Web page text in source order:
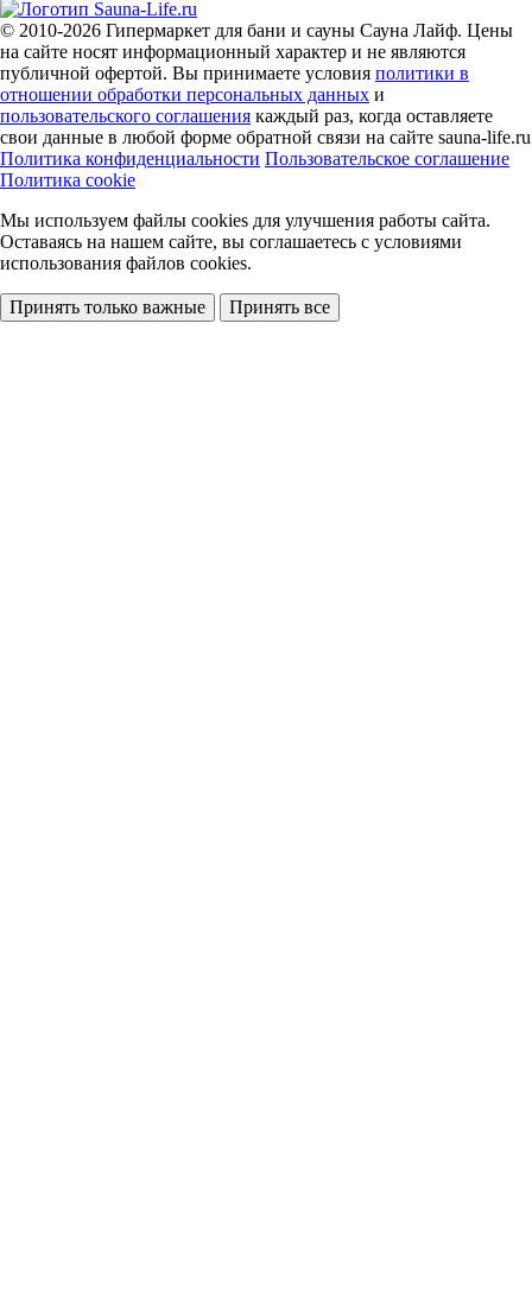
© 2010-2026 Гипермаркет для бани и сауны Сауна Лайф. Цены
на сайте носят информационный характер и не являются
публичной офертой. Вы принимаете условия политики в
отношении обработки персональных данных и
пользовательского соглашения каждый раз, когда оставляете
свои данные в любой форме обратной связи на сайте sauna-life.ru
Политика конфиденциальности Пользовательское соглашение
Политика cookie
Мы используем файлы cookies для улучшения работы сайта.
Оставаясь на нашем сайте, вы соглашаетесь с условиями
использования файлов cookies.
Принять только важные Принять все